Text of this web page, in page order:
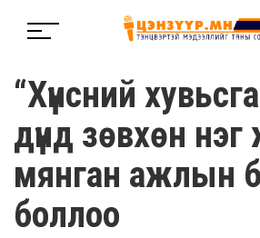
“Хүнсний
дүнд зөвхөн
мянган ажлын
боллоо